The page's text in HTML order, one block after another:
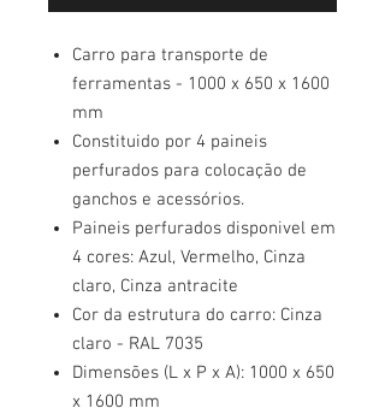
Carro para transporte de
ferramentas - 1000 x 650 x 1600
mm
Constituido por 4 paineis
perfurados para colocação de
ganchos e acessórios.
Paineis perfurados disponivel em
4 cores: Azul, Vermelho, Cinza
claro, Cinza antracite
Cor da estrutura do carro: Cinza
claro - RAL 7035
Dimensões (L x P x A): 1000 x 650
x 1600 mm